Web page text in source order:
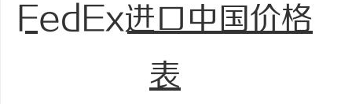
FedEx进口中国价格
表